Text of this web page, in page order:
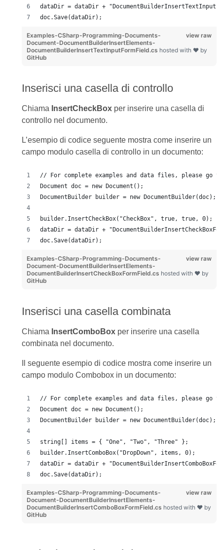
dataDir = dataDir +
doc.Save(dataDir);
view raw
Examples-CSharp-Programming-Documents-
Document-DocumentBuilderInsertElements-
DocumentBuilderInsertTextInputFormField.cs hosted with ❤ by
GitHub
Inserisci una casella di controllo
Chiama InsertCheckBoxper inserire una casella di
controllo nel documento.
L’esempio di codice seguente mostra come inserire un
campo modulo casella di controllo in un documento:
// For complete examples and data files, please go
Document doc = new Document();
DocumentBuilder builder = new DocumentBuilder(doc);
builder.InsertCheckBox("CheckBox", true, true, 0);
dataDir = dataDir +
doc.Save(dataDir);
view raw
Examples-CSharp-Programming-Documents-
Document-DocumentBuilderInsertElements-
DocumentBuilderInsertCheckBoxFormField.cs hosted with ❤ by
GitHub
Inserisci una casella combinata
Chiama InsertComboBoxper inserire una casella
combinata nel documento.
Il seguente esempio di codice mostra come inserire un
campo modulo Combobox in un documento:
// For complete examples and data files, please go
Document doc = new Document();
DocumentBuilder builder = new DocumentBuilder(doc);
string[] items = { "One", "Two", "Three" };
builder.InsertComboBox("DropDown", items, 0);
dataDir = dataDir +
doc.Save(dataDir);
view raw
Examples-CSharp-Programming-Documents-
Document-DocumentBuilderInsertElements-
DocumentBuilderInsertComboBoxFormField.cs hosted with ❤ by
GitHub